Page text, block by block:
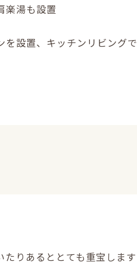
楽湯も設置
を設置、キッチンリビングで
りあるととても重宝します